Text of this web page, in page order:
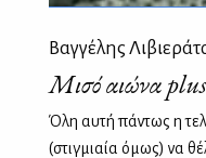
Βαγγέλης
Mισό αιώνα
Όλη αυτή πάντως η
(στιγμιαία όμως) να